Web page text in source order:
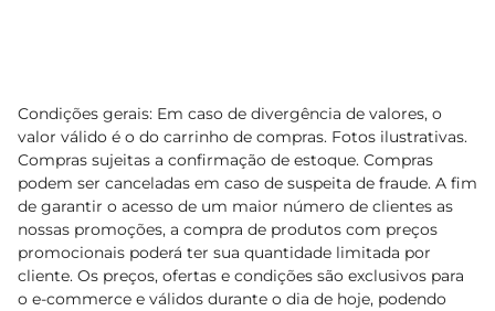
Condições gerais: Em caso de divergência de valores, o
valor válido é o do carrinho de compras. Fotos ilustrativas.
Compras sujeitas a confirmação de estoque. Compras
podem ser canceladas em caso de suspeita de fraude. A fim
de garantir o acesso de um maior número de clientes as
nossas promoções, a compra de produtos com preços
promocionais poderá ter sua quantidade limitada por
cliente. Os preços, ofertas e condições são exclusivos para
o e-commerce e válidos durante o dia de hoje, podendo